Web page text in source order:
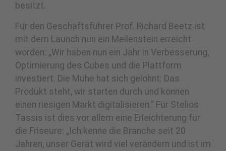
besitzt.
Für den Geschäftsführer Prof. Richard Beetz ist
mit dem Launch nun ein Meilenstein erreicht
worden: „Wir haben nun ein Jahr in Verbesserung,
Optimierung des Cubes und die Plattform
investiert. Die Mühe hat sich gelohnt: Das
Produkt steht, wir starten durch und können
einen riesigen Markt digitalisieren.“ Für Stelios
Tassis ist dies vor allem eine Erleichterung für
die Friseure: „Ich kenne die Branche seit 20
Jahren, unser Gerät wird viel verändern und ist im